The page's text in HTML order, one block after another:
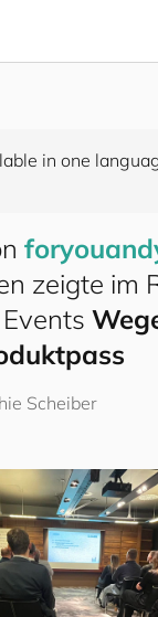
in one
foryouand
zeigte im
Scheiber